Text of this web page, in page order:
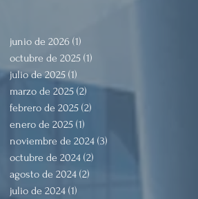
junio de 2026 (1)
octubre de 2025 (1)
julio de 2025 (1)
marzo de 2025 (2) 2 entradas
febrero de 2025 (2)
enero de 2025 (1)
noviembre de 2024 (3)
octubre de 2024 (2)
agosto de 2024 (2)
julio de 2024 (1)